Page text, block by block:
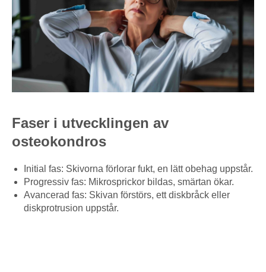
Faser i utvecklingen av
osteokondros
Initial fas: Skivorna förlorar fukt, en lätt obehag uppstår.
Progressiv fas: Mikrosprickor bildas, smärtan ökar.
Avancerad fas: Skivan förstörs, ett diskbråck eller
diskprotrusion uppstår.